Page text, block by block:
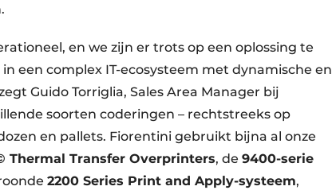
en we zijn er trots op een oplossing te
een complex IT-ecosysteem met dynamische en
Guido Torriglia, Sales Area Manager bij
soorten coderingen – rechtstreeks op
en pallets. Fiorentini gebruikt bijna al onze
Thermal Transfer Overprinters, de 9400-serie
2200 Series Print and Apply-systeem,